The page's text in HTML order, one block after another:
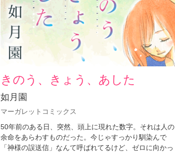
きのう、きょう、あした
如月園
マーガレットコミックス
50年前のある日、突然、頭上に現れた数字。それは人の
余命をあらわすものだった。今じゃすっかり馴染んで
「神様の誤送信」なんて呼ばれてるけど、ゼロに向かっ